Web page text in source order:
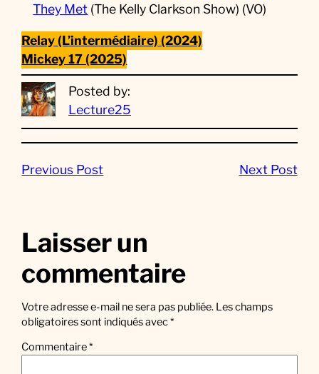
They Met (The Kelly Clarkson Show) (VO)
Relay (L’intermédiaire) (2024)
Mickey 17 (2025)
Posted by:
Lecture25
Previous Post Next Post
Laisser un
commentaire
Votre adresse e-mail ne sera pas publiée. Les champs
obligatoires sont indiqués avec*
Commentaire*